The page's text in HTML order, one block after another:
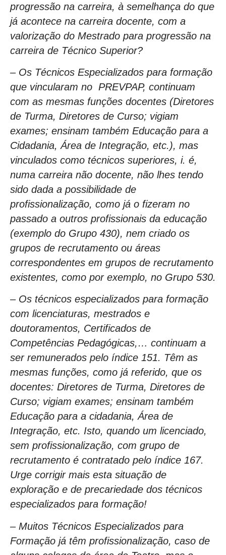
progressão na carreira, à semelhança do que
já acontece na carreira docente, com a
valorização do Mestrado para progressão na
carreira de Técnico Superior?
– Os Técnicos Especializados para formação
que vincularam no PREVPAP, continuam
com as mesmas funções docentes (Diretores
de Turma, Diretores de Curso; vigiam
exames; ensinam também Educação para a
Cidadania, Área de Integração, etc.), mas
vinculados como técnicos superiores, i. é,
numa carreira não docente, não lhes tendo
sido dada a possibilidade de
profissionalização, como já o fizeram no
passado a outros profissionais da educação
(exemplo do Grupo 430), nem criado os
grupos de recrutamento ou áreas
correspondentes em grupos de recrutamento
existentes, como por exemplo, no Grupo 530.
– Os técnicos especializados para formação
com licenciaturas, mestrados e
doutoramentos, Certificados de
Competências Pedagógicas,… continuam a
ser remunerados pelo índice 151. Têm as
mesmas funções, como já referido, que os
docentes: Diretores de Turma, Diretores de
Curso; vigiam exames; ensinam também
Educação para a cidadania, Área de
Integração, etc. Isto, quando um licenciado,
sem profissionalização, com grupo de
recrutamento é contratado pelo índice 167.
Urge corrigir mais esta situação de
exploração e de precariedade dos técnicos
especializados para formação!
– Muitos Técnicos Especializados para
Formação já têm profissionalização, caso de